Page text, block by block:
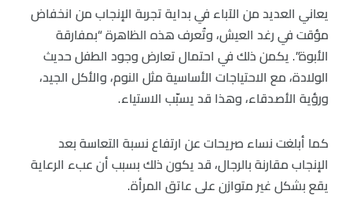
يعاني العديد من الآباء في بداية تجربة الإنجاب من انخفاض
مؤقت في رغد العيش، وتُعرف هذه الظاهرة “بمفارقة
الأبوة”. يكمن ذلك في احتمال تعارض وجود الطفل حديث
الولادة، مع الاحتياجات الأساسية مثل النوم، والأكل الجيد،
ورؤية الأصدقاء، وهذا قد يسبّب الاستياء.
كما أبلغت نساء صريحات عن ارتفاع نسبة التعاسة بعد
الإنجاب مقارنة بالرجال، قد يكون ذلك بسبب أن عبء الرعاية
يقع بشكل غير متوازن على عاتق المرأة.